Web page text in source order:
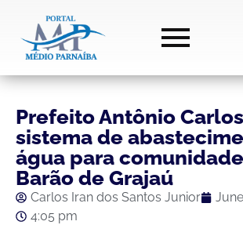
Prefeito Antônio
sistema de
água para
Barão de Grajaú
Carlos Iran dos Santos Junior
4:05 pm